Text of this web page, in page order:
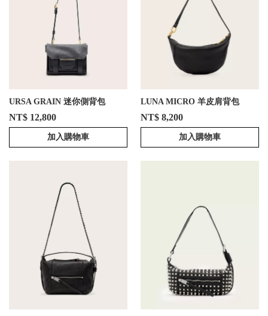
URSA GRAIN 迷你側背包
NT$ 12,800
加入購物車
LUNA MICRO 羊皮肩背包
NT$ 8,200
加入購物車